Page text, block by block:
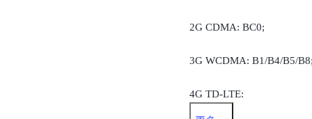
2G CDMA: BC0;
3G WCDMA: B1/B4/B5/
4G TD-LTE: